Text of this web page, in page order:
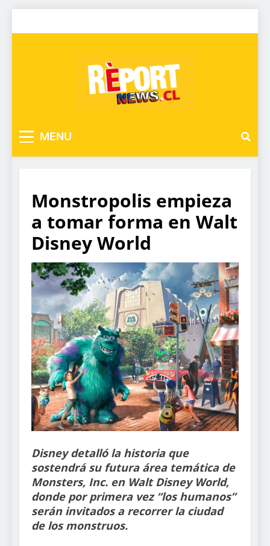
MENU
Monstropolis empieza
a tomar forma en Walt
Disney World
Disney detalló la historia que
sostendrá su futura área temática de
Monsters, Inc. en Walt Disney World,
donde por primera vez “los humanos”
serán invitados a recorrer la ciudad
de los monstruos.